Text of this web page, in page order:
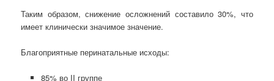
Таким образом, снижение осложнений составило 30%, что
имеет клинически значимое значение.
Благоприятные перинатальные исходы:
85% во II группе